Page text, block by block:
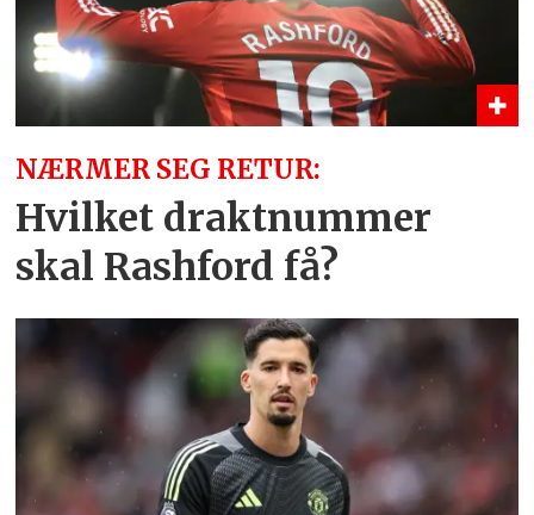
NÆRMER SEG RETUR:
Hvilket draktnummer
skal Rashford få?